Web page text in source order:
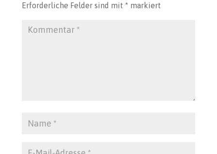
Erforderliche Felder sind mit * markiert